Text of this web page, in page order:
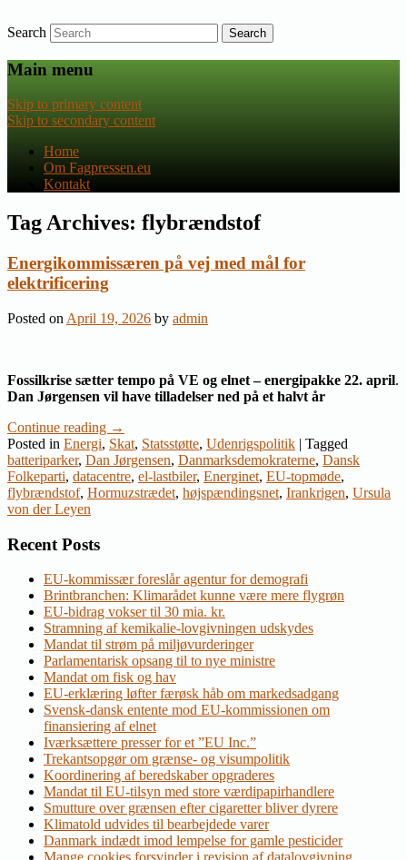
Fagpressen.eu
Nyheder om dansk EU-politik
Search
Main menu
Skip to primary content
Skip to secondary content
Home
Om Fagpressen.eu
Kontakt
Tag Archives: flybrændstof
Energikommissæren på vej med mål for
elektrificering
Posted on April 19, 2026 by admin
Fossilkrise sætter tempo på VE og elnet – energipakke 22. april.
Dan Jørgensen vil have tilladelser ned på et halvt år
Continue reading →
Posted in Energi, Skat, Statsstøtte, Udenrigspolitik | Tagged
batteriparker, Dan Jørgensen, Danmarksdemokraterne, Dansk
Folkeparti, datacentre, el-lastbiler, Energinet, EU-topmøde,
flybrændstof, Hormuzstrædet, højspændingsnet, Irankrigen, Ursula
von der Leyen
Recent Posts
EU-kommissær foreslår agentur for demografi
Brintbranchen: Klimarådet kunne være mere flygrøn
EU-bidrag vokser til 30 mia. kr.
Stramning af kemikalie-lovgivningen udskydes
Mandat til strøm på miljøvurderinger
Parlamentarisk opsang til to nye ministre
Mandat om fisk og hav
EU-erklæring løfter færøsk håb om markedsadgang
Svensk-dansk entente mod EU-kommissionen om
finansiering af elnet
Iværksættere presser for et ”EU Inc.”
Trekantsopgør om grænse- og visumpolitik
Koordinering af beredskaber opgraderes
Mandat til EU-tilsyn med store værdipapirhandlere
Smutture over grænsen efter cigaretter bliver dyrere
Klimatold udvides til bearbejdede varer
Danmark indædt imod lempelse for gamle pesticider